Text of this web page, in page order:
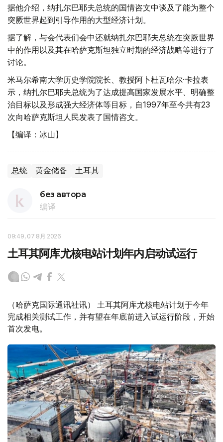
据他介绍，纳扎尔巴耶夫总统的国情咨文中谈及了能为整个
突厥世界起到引导作用的大型经济计划。
据了解，与会代表们会中还就纳扎尔巴耶夫总统在突厥世界
中的作用以及其在哈萨克斯坦独立时期的经济战略等进行了
讨论。
米马尔希南大学历史学院院长、教授阿卜杜瓦哈尔·卡拉表
示，纳扎尔巴耶夫总统为了达成提高国家发展水平、明确整
治目标以及形成强大经济体等目标，自1997年至今共有23
次向哈萨克斯坦人民发表了国情咨文。
【编译：冰山】
总统 黄金储备 土耳其
без автора
编译
09:49, 07 8月 2026
土耳其阿库尤核电站计划年内启动试运行
（哈萨克国际通讯社讯） 土耳其阿库尤核电站计划于今年
完成相关测试工作，并有望在年底前进入试运行阶段，开始
首次发电。